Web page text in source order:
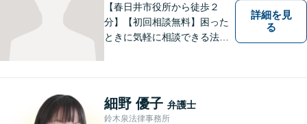
【春日井市役所から徒歩２
分】【初回相談無料】困った
ときに気軽に相談できる法律
できる弁護士を目指していま
す。
詳細を見
る
細野 優子 弁護士
鈴木泉法律事務所